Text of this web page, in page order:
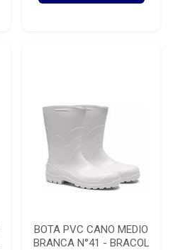
BOTA PVC CANO MEDIO
BRANCA N°41 - BRACOL